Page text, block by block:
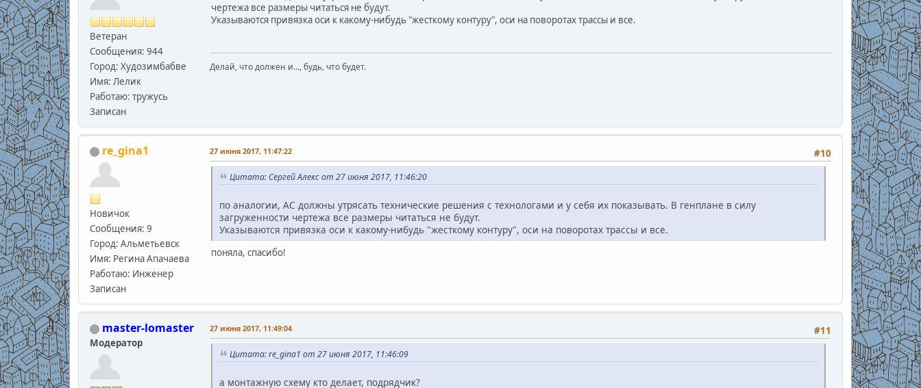
Ветеран
Сообщения: 944
Город: Худозимбабве
Имя: Лелик
Работаю: тружусь
Записан
чертежа все размеры читаться не будут.
Указываются привязка оси к какому-нибудь "жесткому контуру", оси на поворотах трассы и все.
Делай, что должен и..., будь, что будет.
re_gina1
Новичок
Сообщения: 9
Город: Альметьевск
Имя: Регина Апачаева
Работаю: Инженер
Записан
#10
27 июня 2017, 11:47:22
Цитата: Сергей Алекс от 27 июня 2017, 11:46:20
по аналогии, АС должны утрясать технические решения с технологами и у себя их показывать. В генплане в силу
загруженности чертежа все размеры читаться не будут.
Указываются привязка оси к какому-нибудь "жесткому контуру", оси на поворотах трассы и все.
поняла, спасибо!
master-lomaster
Модератор
#11
27 июня 2017, 11:49:04
Цитата: re_gina1 от 27 июня 2017, 11:46:09
а монтажную схему кто делает, подрядчик?